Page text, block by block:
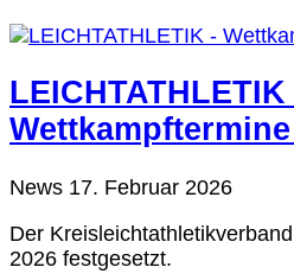
LEICHTATHLETIK
Wettkampftermine
News 17. Februar 2026
Der
2026 festgesetzt.